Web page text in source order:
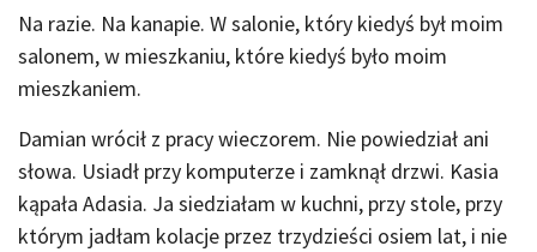
Na razie. Na kanapie. W salonie, który kiedyś był moim
salonem, w mieszkaniu, które kiedyś było moim
mieszkaniem.
Damian wrócił z pracy wieczorem. Nie powiedział ani
słowa. Usiadł przy komputerze i zamknął drzwi. Kasia
kąpała Adasia. Ja siedziałam w kuchni, przy stole, przy
którym jadłam kolacje przez trzydzieści osiem lat, i nie